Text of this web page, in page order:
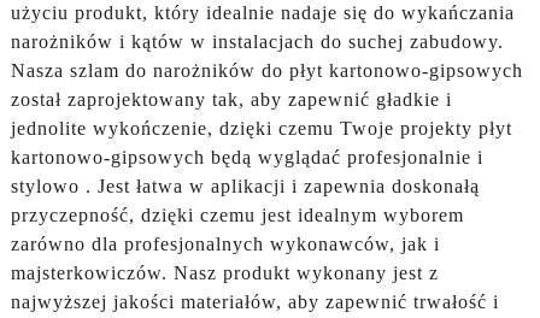
użyciu produkt, który idealnie nadaje się do wykańczania
narożników i kątów w instalacjach do suchej zabudowy.
Nasza szlam do narożników do płyt kartonowo-gipsowych
został zaprojektowany tak, aby zapewnić gładkie i
jednolite wykończenie, dzięki czemu Twoje projekty płyt
kartonowo-gipsowych będą wyglądać profesjonalnie i
stylowo . Jest łatwa w aplikacji i zapewnia doskonałą
przyczepność, dzięki czemu jest idealnym wyborem
zarówno dla profesjonalnych wykonawców, jak i
majsterkowiczów. Nasz produkt wykonany jest z
najwyższej jakości materiałów, aby zapewnić trwałość i